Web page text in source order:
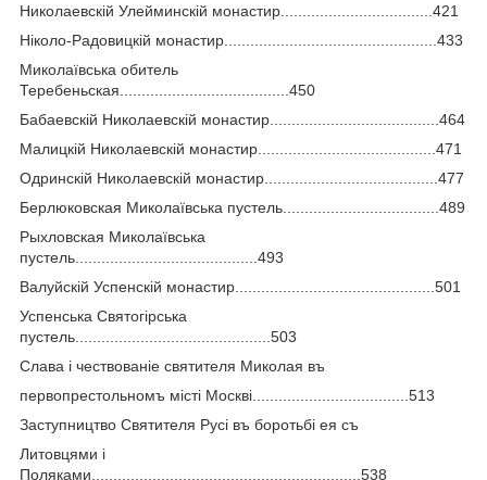
Николаевскій Улейминскій монастир...................................421
Ніколо-Радовицкій монастир.................................................433
Миколаївська обитель
Теребеньская.......................................450
Бабаевскій Николаевскій монастир.......................................464
Малицкій Николаевскій монастир.........................................471
Одринскій Николаевскій монастир........................................477
Берлюковская Миколаївська пустель....................................489
Рыхловская Миколаївська
пустель..........................................493
Валуйскій Успенскій монастир..............................................501
Успенська Святогірська
пустель.............................................503
Слава і чествованіе святителя Миколая въ
первопрестольномъ місті Москві....................................513
Заступництво Святителя Русі въ боротьбі ея съ
Литовцями і
Поляками..............................................................538